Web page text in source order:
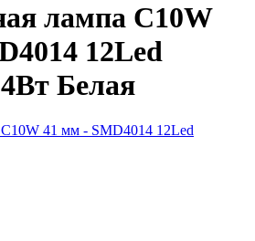
лампа C10W
12Led
Белая